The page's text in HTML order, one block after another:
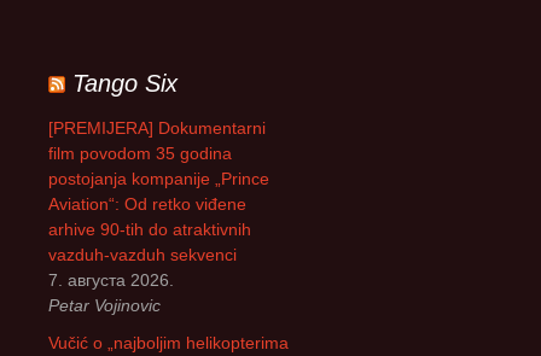
а
г
а
а
Tango Six
[PREMIJERA] Dokumentarni
film povodom 35 godina
postojanja kompanije „Prince
Aviation“: Od retko viđene
arhive 90-tih do atraktivnih
vazduh-vazduh sekvenci
7. августа 2026.
Petar Vojinovic
Vučić o „najboljim helikopterima